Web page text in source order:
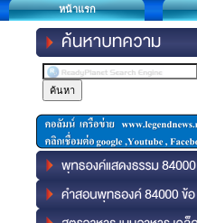
หน้าแรก